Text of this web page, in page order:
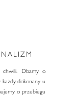
chwili. Dbamy o
dokonany u
o przebiegu